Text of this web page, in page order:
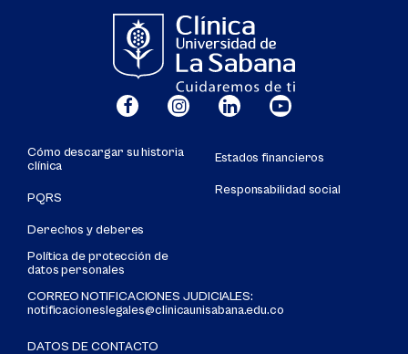
Cómo descargar su historia
clínica
PQRS
Derechos y deberes
Política de protección de
datos personales
CORREO NOTIFICACIONES JUDICIALES:
notificacioneslegales@clinicaunisabana.edu.co
Estados financieros
Responsabilidad social
DATOS DE CONTACTO